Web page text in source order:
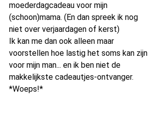
moederdagcadeau voor mijn
(schoon)mama. (En dan spreek ik nog
niet over verjaardagen of kerst)
Ik kan me dan ook alleen maar
voorstellen hoe lastig het soms kan zijn
voor mijn man... en ik ben niet de
makkelijkste cadeautjes-ontvanger.
*Woeps!*